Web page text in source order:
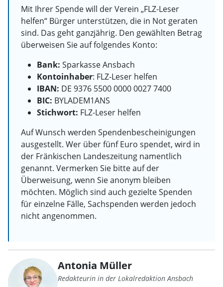
Mit Ihrer Spende will der Verein „FLZ-Leser
helfen“ Bürger unterstützen, die in Not geraten
sind. Das geht ganzjährig. Den gewählten Betrag
überweisen Sie auf folgendes Konto:
Bank: Sparkasse Ansbach
Kontoinhaber: FLZ-Leser helfen
IBAN: DE 9376 5500 0000 0027 7400
BIC: BYLADEM1ANS
Stichwort: FLZ-Leser helfen
Auf Wunsch werden Spendenbescheinigungen
ausgestellt. Wer über fünf Euro spendet, wird in
der Fränkischen Landeszeitung namentlich
genannt. Vermerken Sie bitte auf der
Überweisung, wenn Sie anonym bleiben
möchten. Möglich sind auch gezielte Spenden
für einzelne Fälle, Sachspenden werden jedoch
nicht angenommen.
Antonia Müller
Redakteurin in der Lokalredaktion Ansbach